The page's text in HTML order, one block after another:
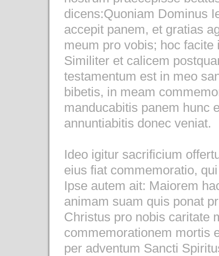
dicens:Quoniam Dominus
accepit panem, et gratias
meum pro vobis; hoc
Similiter et calicem
testamentum est in meo
bibetis, in meam
manducabitis panem hunc
annuntiabitis donec veniat.
Ideo igitur sacrificium
eius fiat commemoratio,
Ipse autem ait: Maiorem
animam suam quis ponat
Christus pro nobis caritate
commemorationem mortis
per adventum Sancti